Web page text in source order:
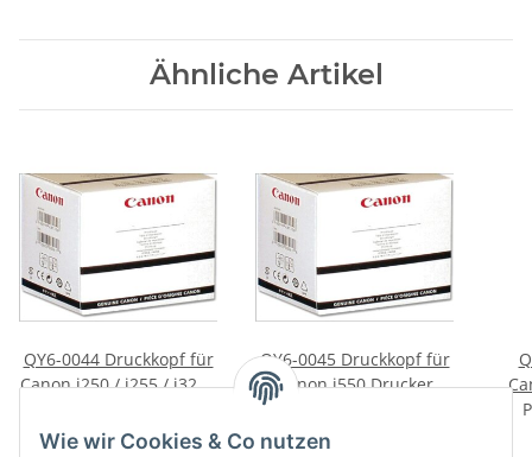
Ähnliche Artikel
QY6-0044 Druckkopf für
Canon i250 / i255 / i320 /
QY6-0045 Druckkopf für
Canon i550 Drucker
Wie wir Cookies & Co nutzen